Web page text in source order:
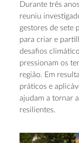
Durante três
reuniu
gestores de sete
para criar e
desafios
pressionam os
região. Em
práticos e
ajudam a tornar
resilientes.